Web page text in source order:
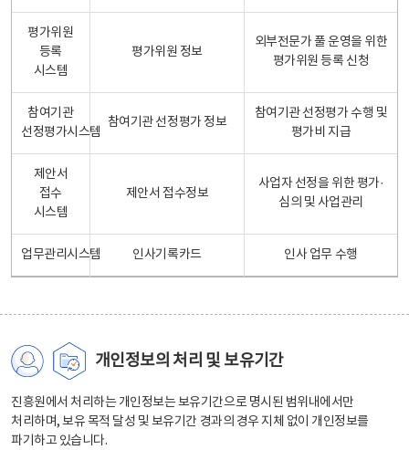
평가위원
등록
시스템
평가위원 정보
외부전문가 풀 운영을 위한
평가위원 등록 신청
참여기관
선정평가시스템
참여기관 선정평가 정보
참여기관 선정평가 수행 및
평가비 지급
제안서
접수
시스템
제안서 접수정보
사업자 선정을 위한 평가·
심의 및 사업관리
업무관리시스템 인사기록카드 인사 업무 수행
개인정보의 처리 및 보유기간
진흥원에서 처리하는 개인정보는 보유기간으로 명시된 범위내에서만
처리하며, 보유 목적 달성 및 보유기간 경과의 경우 지체 없이 개인정보를
파기하고 있습니다.